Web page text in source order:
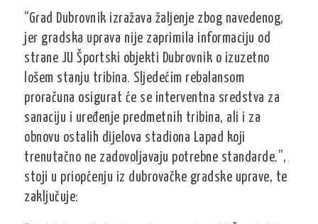
“Grad Dubrovnik izražava žaljenje zbog navedenog,
jer gradska uprava nije zaprimila informaciju od
strane JU Športski objekti Dubrovnik o izuzetno
lošem stanju tribina. Sljedećim rebalansom
proračuna osigurat će se interventna sredstva za
sanaciju i uređenje predmetnih tribina, ali i za
obnovu ostalih dijelova stadiona Lapad koji
trenutačno ne zadovoljavaju potrebne standarde.”,
stoji u priopćenju iz dubrovačke gradske uprave, te
zaključuje: